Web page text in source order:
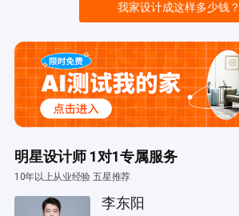
我家设计成这样多少钱？
明星设计师 1对1专属服务
10年以上从业经验 五星推荐
李东阳